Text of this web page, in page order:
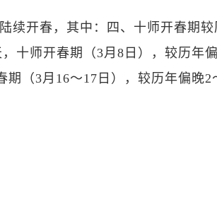
续开春，其中：四、十师开春期
十师开春期（3月8日），较历年
（3月16～17日），较历年偏晚2